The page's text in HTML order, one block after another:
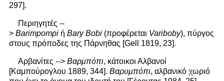
297].
Περιηγητές --
> Barimpompiή Bary Bobi(προφέρεται Variboby), πύργος
στους πρόποδες της Πάρνηθας [Gell 1819, 23].
Αρβανίτες -->Βαρμπόπι, κάτοικοι Αλβανοί
[Καμπούρογλου 1889, 344]. Βαρυμπόπι, αλβανικό χωριό